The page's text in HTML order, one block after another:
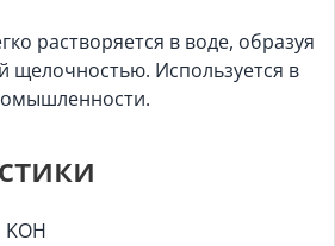
растворяется в воде, образуя
щелочностью. Используется в
KOH